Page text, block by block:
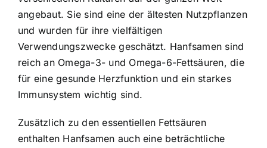
angebaut. Sie sind eine der ältesten Nutzpflanzen
und wurden für ihre vielfältigen
Verwendungszwecke geschätzt. Hanfsamen sind
reich an Omega-3- und Omega-6-Fettsäuren, die
für eine gesunde Herzfunktion und ein starkes
Immunsystem wichtig sind.
Zusätzlich zu den essentiellen Fettsäuren
enthalten Hanfsamen auch eine beträchtliche